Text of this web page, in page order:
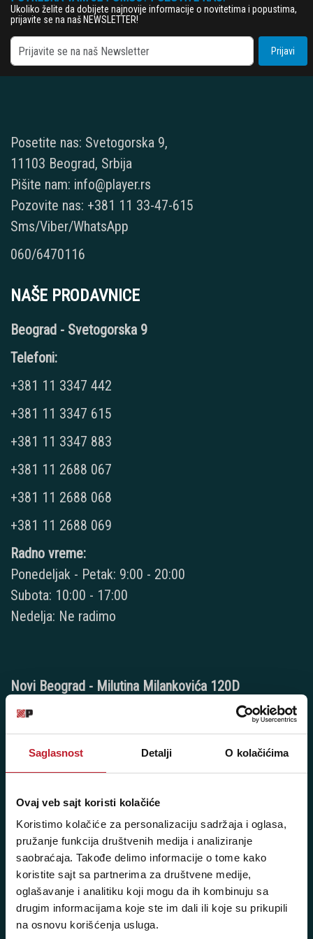
Saglasnost Detalji O kolačićima
Ovaj veb sajt koristi kolačiće
Koristimo kolačiće za personalizaciju sadržaja i oglasa,
pružanje funkcija društvenih medija i analiziranje
saobraćaja. Takođe delimo informacije o tome kako
koristite sajt sa partnerima za društvene medije,
oglašavanje i analitiku koji mogu da ih kombinuju sa
drugim informacijama koje ste im dali ili koje su prikupili
na osnovu korišćenja usluga.
Ukoliko želite da dobijete najnovije informacije o novitetima i popustima,
prijavite se na naš NEWSLETTER!
Prijavi
Posetite nas: Svetogorska 9,
11103 Beograd, Srbija
Pišite nam: info@player.rs
Pozovite nas: +381 11 33-47-615
Sms/Viber/WhatsApp
060/6470116
NAŠE PRODAVNICE
Beograd - Svetogorska 9
Telefoni:
+381 11 3347 442
+381 11 3347 615
+381 11 3347 883
+381 11 2688 067
+381 11 2688 068
+381 11 2688 069
Radno vreme:
Ponedeljak - Petak: 9:00 - 20:00
Subota: 10:00 - 17:00
Nedelja: Ne radimo
Novi Beograd - Milutina Milankovića 120D
Telefoni:
+381 11 7777 270
+381 11 7777 060
Radno vreme:
Ponedeljak - Petak: 9:00 - 20:00
Subota: 10:00 - 17:00
Nedelja: Ne radimo